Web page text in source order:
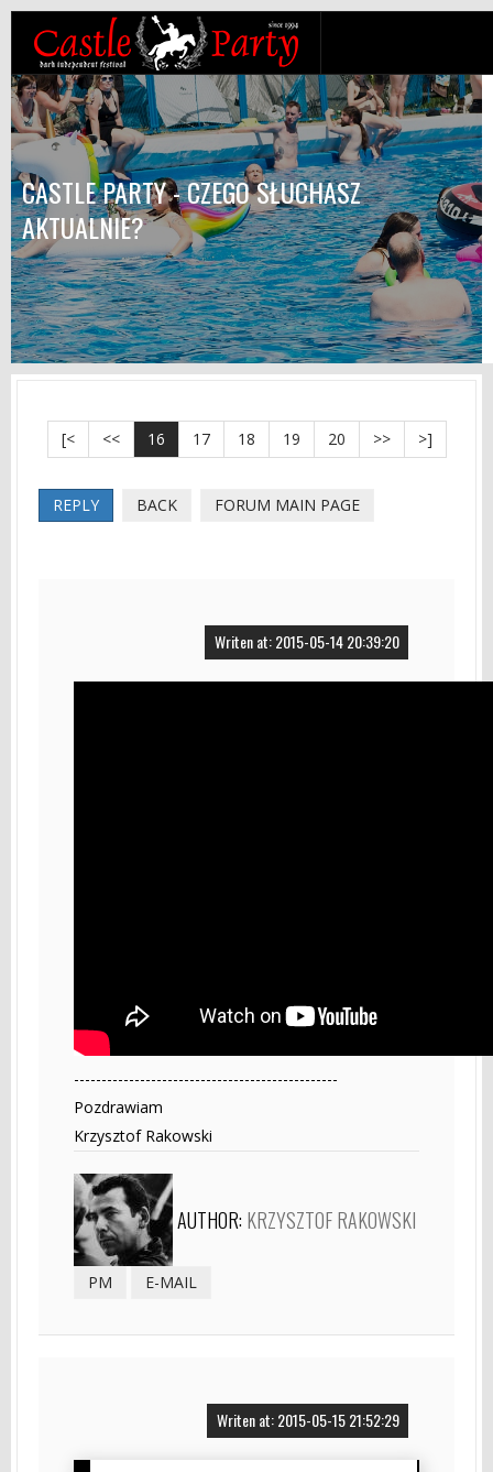
CASTLE PARTY - CZEGO SŁUCHASZ
AKTUALNIE?
[< << 16 17 18 19 20 >> >]
REPLY BACK FORUM MAIN PAGE
Writen at: 2015-05-14 20:39:20
------------------------------------------------
Pozdrawiam
Krzysztof Rakowski
AUTHOR: KRZYSZTOF RAKOWSKI
PM E-MAIL
Writen at: 2015-05-15 21:52:29